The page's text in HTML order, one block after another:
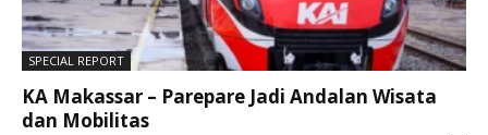
SPECIAL REPORT
KA Makassar – Parepare Jadi Andalan Wisata
dan Mobilitas